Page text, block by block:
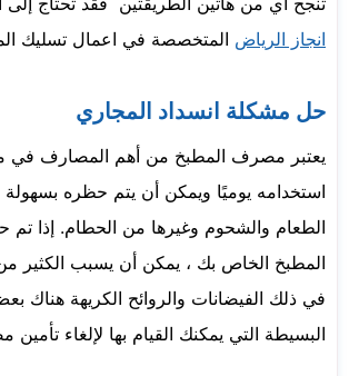
انجاز الرياض المتخصصة في اعمال تسليك
حل مشكلة انسداد المجاري
يعتبر مصرف المطبخ من أهم المصارف في
استخدامه يوميًا ويمكن أن يتم حظره
الطعام والشحوم وغيرها من الحطام. إذا
المطبخ الخاص بك ، يمكن أن يسبب الكثير
في ذلك الفيضانات والروائح الكريهة هناك
البسيطة التي يمكنك القيام بها لإلغاء